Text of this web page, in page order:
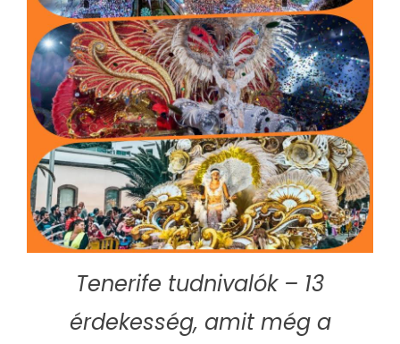
Tenerife tudnivalók – 13
érdekesség, amit még a